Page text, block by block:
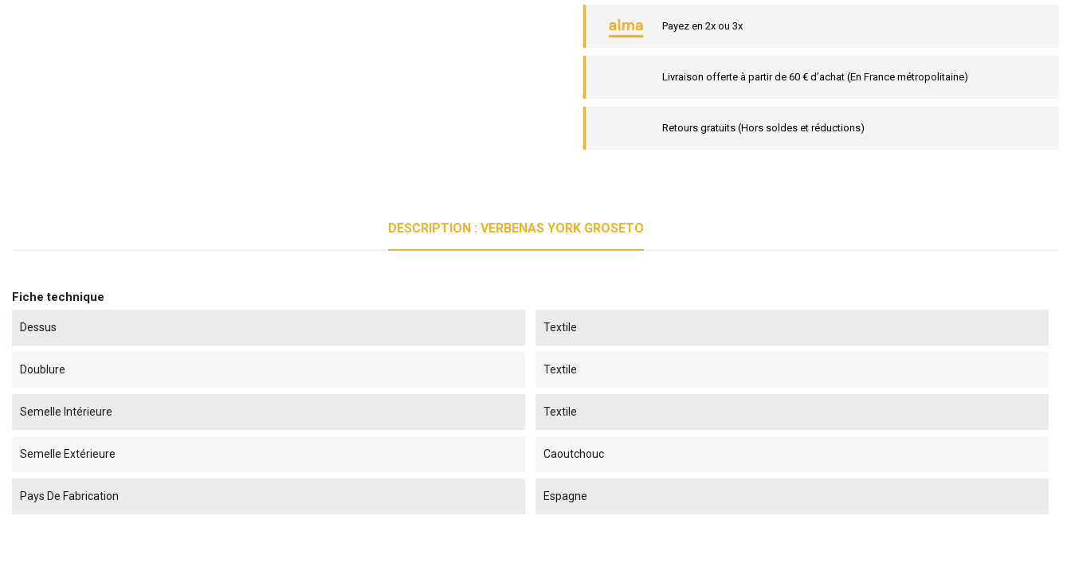
Payez en 2x ou 3x
Livraison offerte à partir de 60 € d’achat (En France métropolitaine)
Retours gratuits (Hors soldes et réductions)
DESCRIPTION : VERBENAS YORK GROSETO
Fiche technique
Dessus Textile
Doublure Textile
Semelle Intérieure Textile
Semelle Extérieure Caoutchouc
Pays De Fabrication Espagne